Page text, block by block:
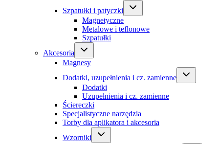
Szpatułki i patyczki
Magnetyczne
Metalowe i teflonowe
Szpatułki
Akcesoria
Magnesy
Dodatki, uzupełnienia i cz. zamienne
Dodatki
Uzupełnienia i cz. zamienne
Ściereczki
Specjalistyczne narzędzia
Torby dla aplikatora i akcesoria
Wzorniki